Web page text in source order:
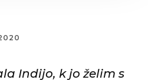
Indijo, k jo želim s